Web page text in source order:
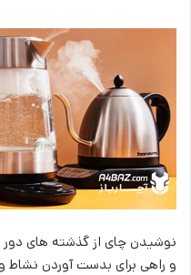
نوشیدن چای از گذشته های دور
و راهی برای بدست آوردن نشاط